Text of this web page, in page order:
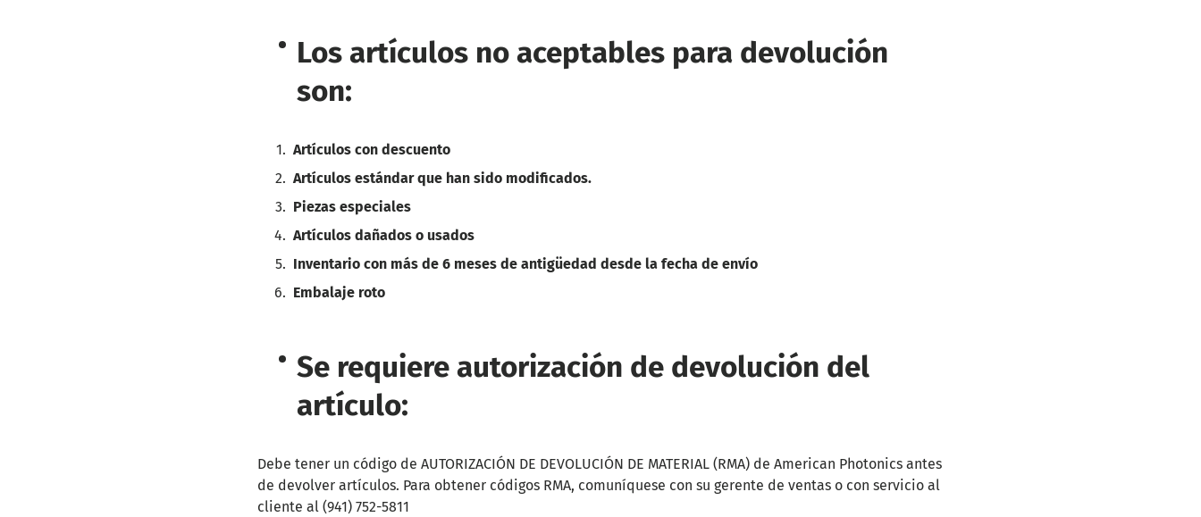
Los artículos no aceptables para devolución
son:
Artículos con descuento
Artículos estándar que han sido modificados.
Piezas especiales
Artículos dañados o usados
Inventario con más de 6 meses de antigüedad desde la fecha de envío
Embalaje roto
Se requiere autorización de devolución del
artículo:
Debe tener un código de AUTORIZACIÓN DE DEVOLUCIÓN DE MATERIAL (RMA) de American Photonics antes
de devolver artículos. Para obtener códigos RMA, comuníquese con su gerente de ventas o con servicio al
cliente al (941) 752-5811